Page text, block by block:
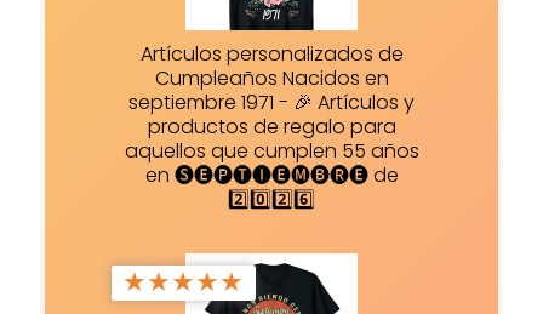
Artículos personalizados de
Cumpleaños Nacidos en
septiembre 1971 - 🎉 Artículos y
productos de regalo para
aquellos que cumplen 55 años
en 🅢🅔🅟🅣🅘🅔🅜🅑🅡🅔 de
2️⃣0️⃣2️⃣6️⃣
★★★★★